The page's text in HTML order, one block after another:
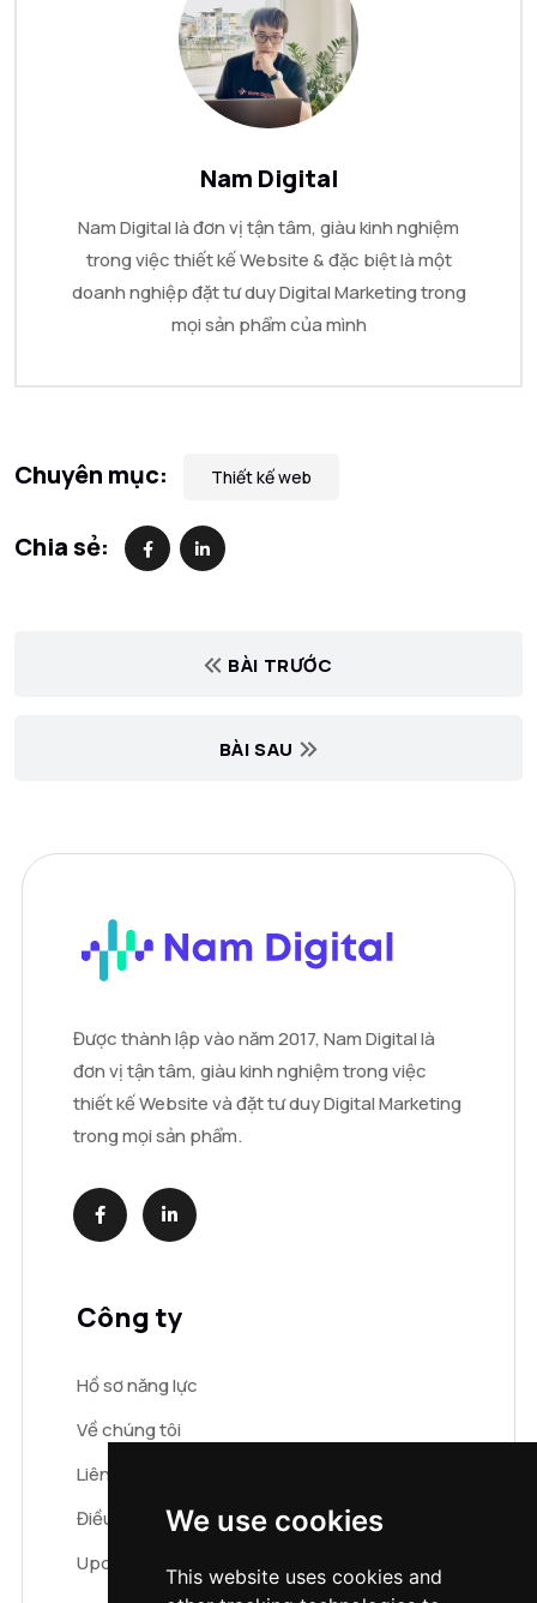
We use cookies
This website uses cookies and
Nam Digital
Nam Digital là đơn vị tận tâm, giàu kinh nghiệm
trong việc thiết kế Website & đặc biệt là một
doanh nghiệp đặt tư duy Digital Marketing trong
mọi sản phẩm của mình
Chuyên mục: Thiết kế web
Chia sẻ:
BÀI TRƯỚC
BÀI SAU
Được thành lập vào năm 2017, Nam Digital là
đơn vị tận tâm, giàu kinh nghiệm trong việc
thiết kế Website và đặt tư duy Digital Marketing
trong mọi sản phẩm.
Công ty
Hồ sơ năng lực
Về chúng tôi
Liên hệ
Điều khoản & điều kiện
Update cookies preferences